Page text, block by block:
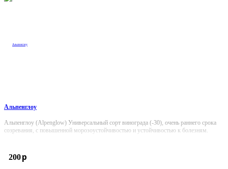
Альпенглоу
Альпенглоу (Alpenglow) Универсальный сорт винограда (-30), очень раннего срока
созревания, с повышенной морозоустойчивостью и устойчивостью к болезням.
200p